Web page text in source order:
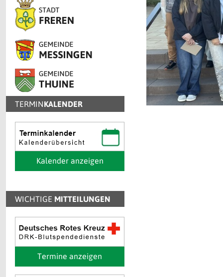
TERMINKALENDER
Kalender anzeigen
WICHTIGE MITTEILUNGEN
Termine anzeigen